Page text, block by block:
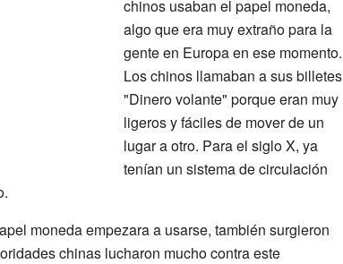
chinos usaban el papel moneda,
algo que era muy extraño para la
gente en Europa en ese momento.
Los chinos llamaban a sus billetes
"Dinero volante" porque eran muy
ligeros y fáciles de mover de un
lugar a otro. Para el siglo X, ya
tenían un sistema de circulación
moneda empezara a usarse, también surgieron
chinas lucharon mucho contra este